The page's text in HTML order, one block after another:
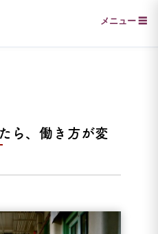
メニュー ☰
ら、働き方が変